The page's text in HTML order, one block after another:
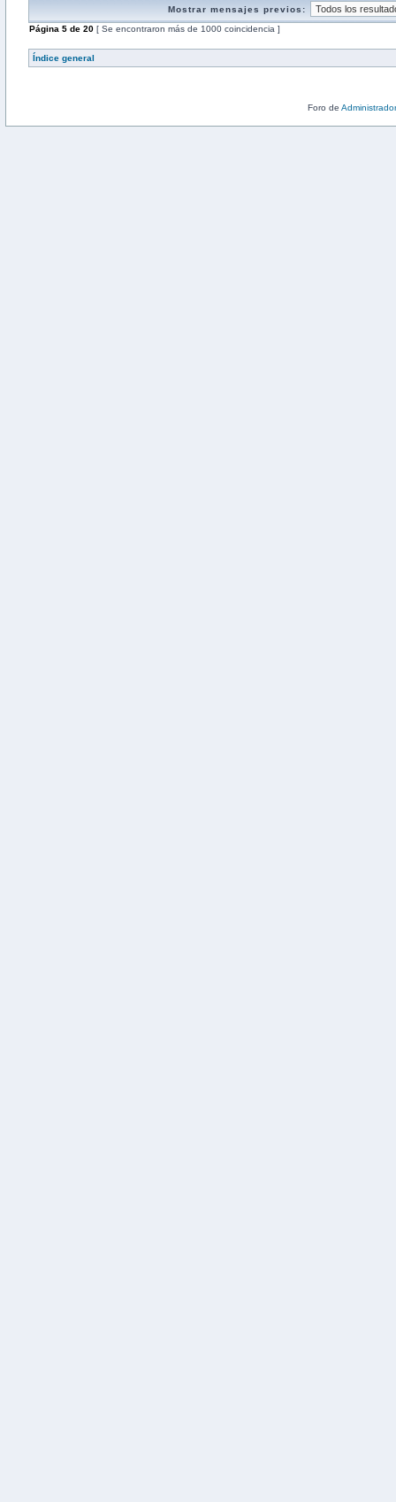
Mostrar mensajes previos:
Página 5 de 20 [ Se encontraron más de 1000 coincidencia ]
Índice general
Foro de